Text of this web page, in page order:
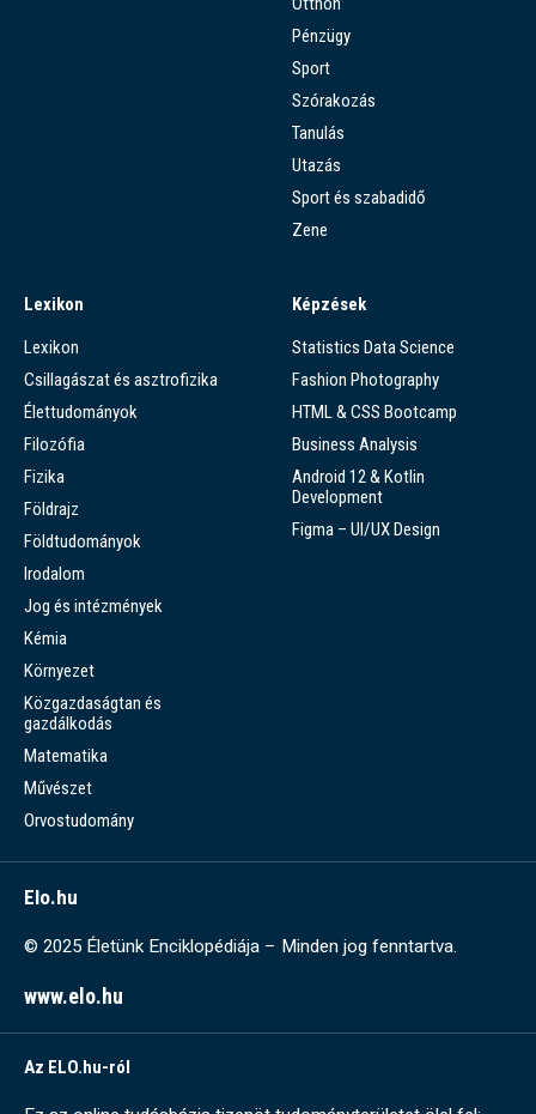
Pénzügy
Sport
Szórakozás
Tanulás
Utazás
Sport és szabadidő
Zene
Lexikon
Lexikon
Csillagászat és asztrofizika
Élettudományok
Filozófia
Fizika
Földrajz
Földtudományok
Irodalom
Jog és intézmények
Kémia
Környezet
Közgazdaságtan és
gazdálkodás
Matematika
Művészet
Orvostudomány
Képzések
Statistics Data Science
Fashion Photography
HTML & CSS Bootcamp
Business Analysis
Android 12 & Kotlin
Development
Figma – UI/UX Design
Elo.hu
© 2025 Életünk Enciklopédiája – Minden jog fenntartva.
www.elo.hu
Az ELO.hu-ról